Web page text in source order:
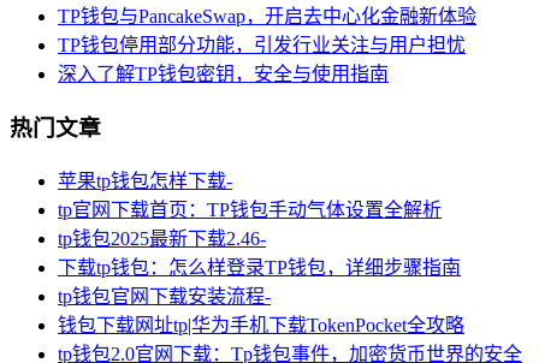
TP钱包与PancakeSwap，开启去中心化金融新体验
TP钱包停用部分功能，引发行业关注与用户担忧
深入了解TP钱包密钥，安全与使用指南
热门文章
苹果tp钱包怎样下载-
tp官网下载首页：TP钱包手动气体设置全解析
tp钱包2025最新下载2.46-
下载tp钱包：怎么样登录TP钱包，详细步骤指南
tp钱包官网下载安装流程-
钱包下载网址tp|华为手机下载TokenPocket全攻略
tp钱包2.0官网下载：Tp钱包事件，加密货币世界的安全